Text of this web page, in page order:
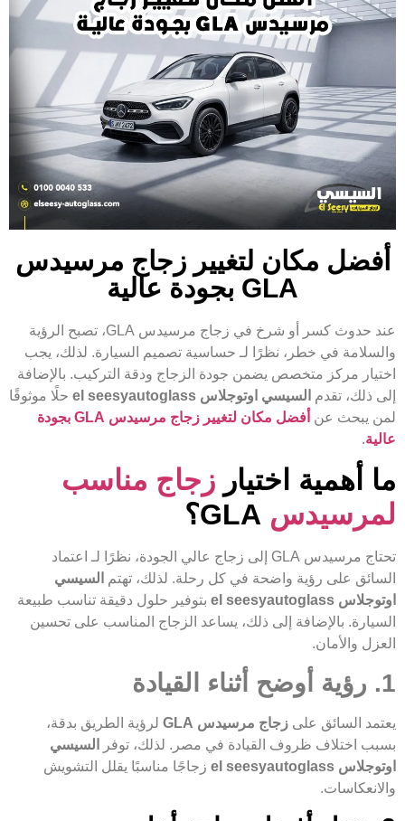
أفضل مكان لتغيير زجاج مرسيدس
GLA بجودة عالية
عند حدوث كسر أو شرخ في زجاج مرسيدس GLA، تصبح الرؤية
والسلامة في خطر، نظرًا لـ حساسية تصميم السيارة. لذلك، يجب
اختيار مركز متخصص يضمن جودة الزجاج ودقة التركيب. بالإضافة
إلى ذلك، تقدم السيسي اوتوجلاس el seesyautoglass
حلًا موثوقًا
لمن يبحث عن
أفضل مكان لتغيير زجاج مرسيدس GLA بجودة
عالية.
ما أهمية اختيار زجاج مناسب
لمرسيدس
تحتاج مرسيدس GLA إلى زجاج عالي الجودة، نظرًا لـ اعتماد
السائق على رؤية واضحة في كل رحلة. لذلك، تهتم
السيسي
اوتوجلاس el seesyautoglass
بتوفير حلول دقيقة تناسب طبيعة
السيارة. بالإضافة إلى ذلك، يساعد الزجاج المناسب على تحسين
العزل والأمان.
1. رؤية أوضح أثناء القيادة
يعتمد السائق على زجاج مرسيدس GLA
لرؤية الطريق بدقة،
بسبب اختلاف ظروف القيادة في مصر. لذلك، توفر
السيسي
اوتوجلاس el seesyautoglass
زجاجًا مناسبًا يقلل التشويش
والانعكاسات.